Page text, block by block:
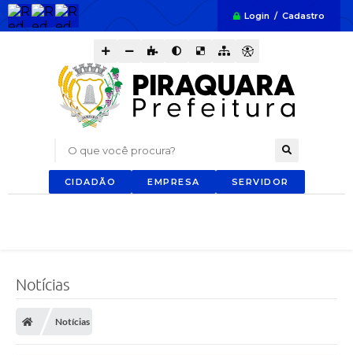
Login / Cadastro
O que você procura?
CIDADÃO EMPRESA SERVIDOR
Notícias
Notícias